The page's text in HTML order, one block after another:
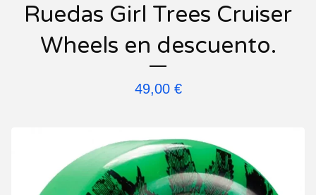
Ruedas Girl Trees Cruiser
Wheels en descuento.
49,00 €